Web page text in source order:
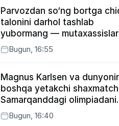
Parvozdan so‘ng bortga
talonini darhol tashlab
yubormang — mutaxassislar
buning sababini tushuntirdi
Bugun, 16:55
Magnus Karlsen va
boshqa yetakchi
Samarqanddagi olimpiadani
o‘tkazib yuboradi
Bugun, 16:40